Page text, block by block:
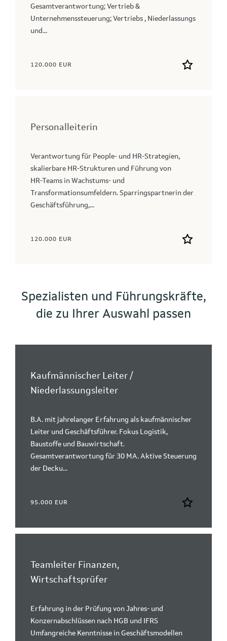
Gesamtverantwortung; Vertrieb &
Unternehmenssteuerung; Vertriebs , Niederlassungs
und...
120.000 EUR
Personalleiterin
Verantwortung für People‑ und HR‑Strategien,
skalierbare HR‑Strukturen und Führung von
HR‑Teams in Wachstums‑ und
Transformationsumfeldern. Sparringspartnerin der
Geschäftsführung,...
120.000 EUR
Spezialisten und Führungskräfte,
die zu Ihrer Auswahl passen
Kaufmännischer Leiter /
Niederlassungsleiter
B.A. mit jahrelanger Erfahrung als kaufmännischer
Leiter und Geschäftsführer. Fokus Logistik,
Baustoffe und Bauwirtschaft.
Gesamtverantwortung für 30 MA. Aktive Steuerung
der Decku...
95.000 EUR
Teamleiter Finanzen,
Wirtschaftsprüfer
Erfahrung in der Prüfung von Jahres‑ und
Konzernabschlüssen nach HGB und IFRS
Umfangreiche Kenntnisse in Geschäftsmodellen